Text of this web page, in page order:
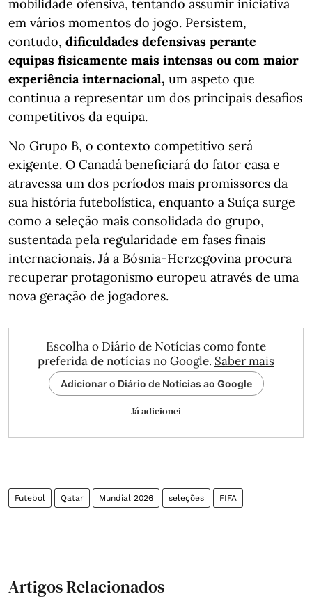
mobilidade ofensiva, tentando assumir iniciativa
em vários momentos do jogo. Persistem,
contudo, dificuldades defensivas perante
equipas fisicamente mais intensas ou com maior
experiência internacional, um aspeto que
continua a representar um dos principais desafios
competitivos da equipa.
No Grupo B, o contexto competitivo será
exigente. O Canadá beneficiará do fator casa e
atravessa um dos períodos mais promissores da
sua história futebolística, enquanto a Suíça surge
como a seleção mais consolidada do grupo,
sustentada pela regularidade em fases finais
internacionais. Já a Bósnia-Herzegovina procura
recuperar protagonismo europeu através de uma
nova geração de jogadores.
Escolha o Diário de Notícias como fonte
preferida de notícias no Google. Saber mais
Adicionar o Diário de Notícias ao Google
Já adicionei
Futebol Qatar Mundial 2026 seleções FIFA
Artigos Relacionados